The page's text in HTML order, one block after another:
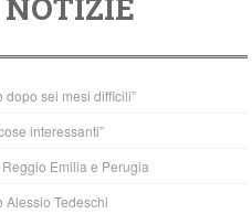
dopo sei mesi difficili”
interessanti”
Emilia e Perugia
Alessio Tedeschi